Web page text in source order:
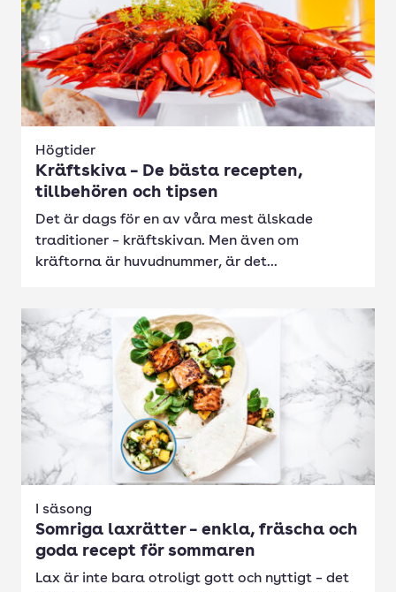
Högtider
Kräftskiva – De bästa recepten,
tillbehören och tipsen
Det är dags för en av våra mest älskade
traditioner – kräftskivan. Men även om
kräftorna är huvudnummer, är det...
I säsong
Somriga laxrätter – enkla, fräscha och
goda recept för sommaren
Lax är inte bara otroligt gott och nyttigt – det